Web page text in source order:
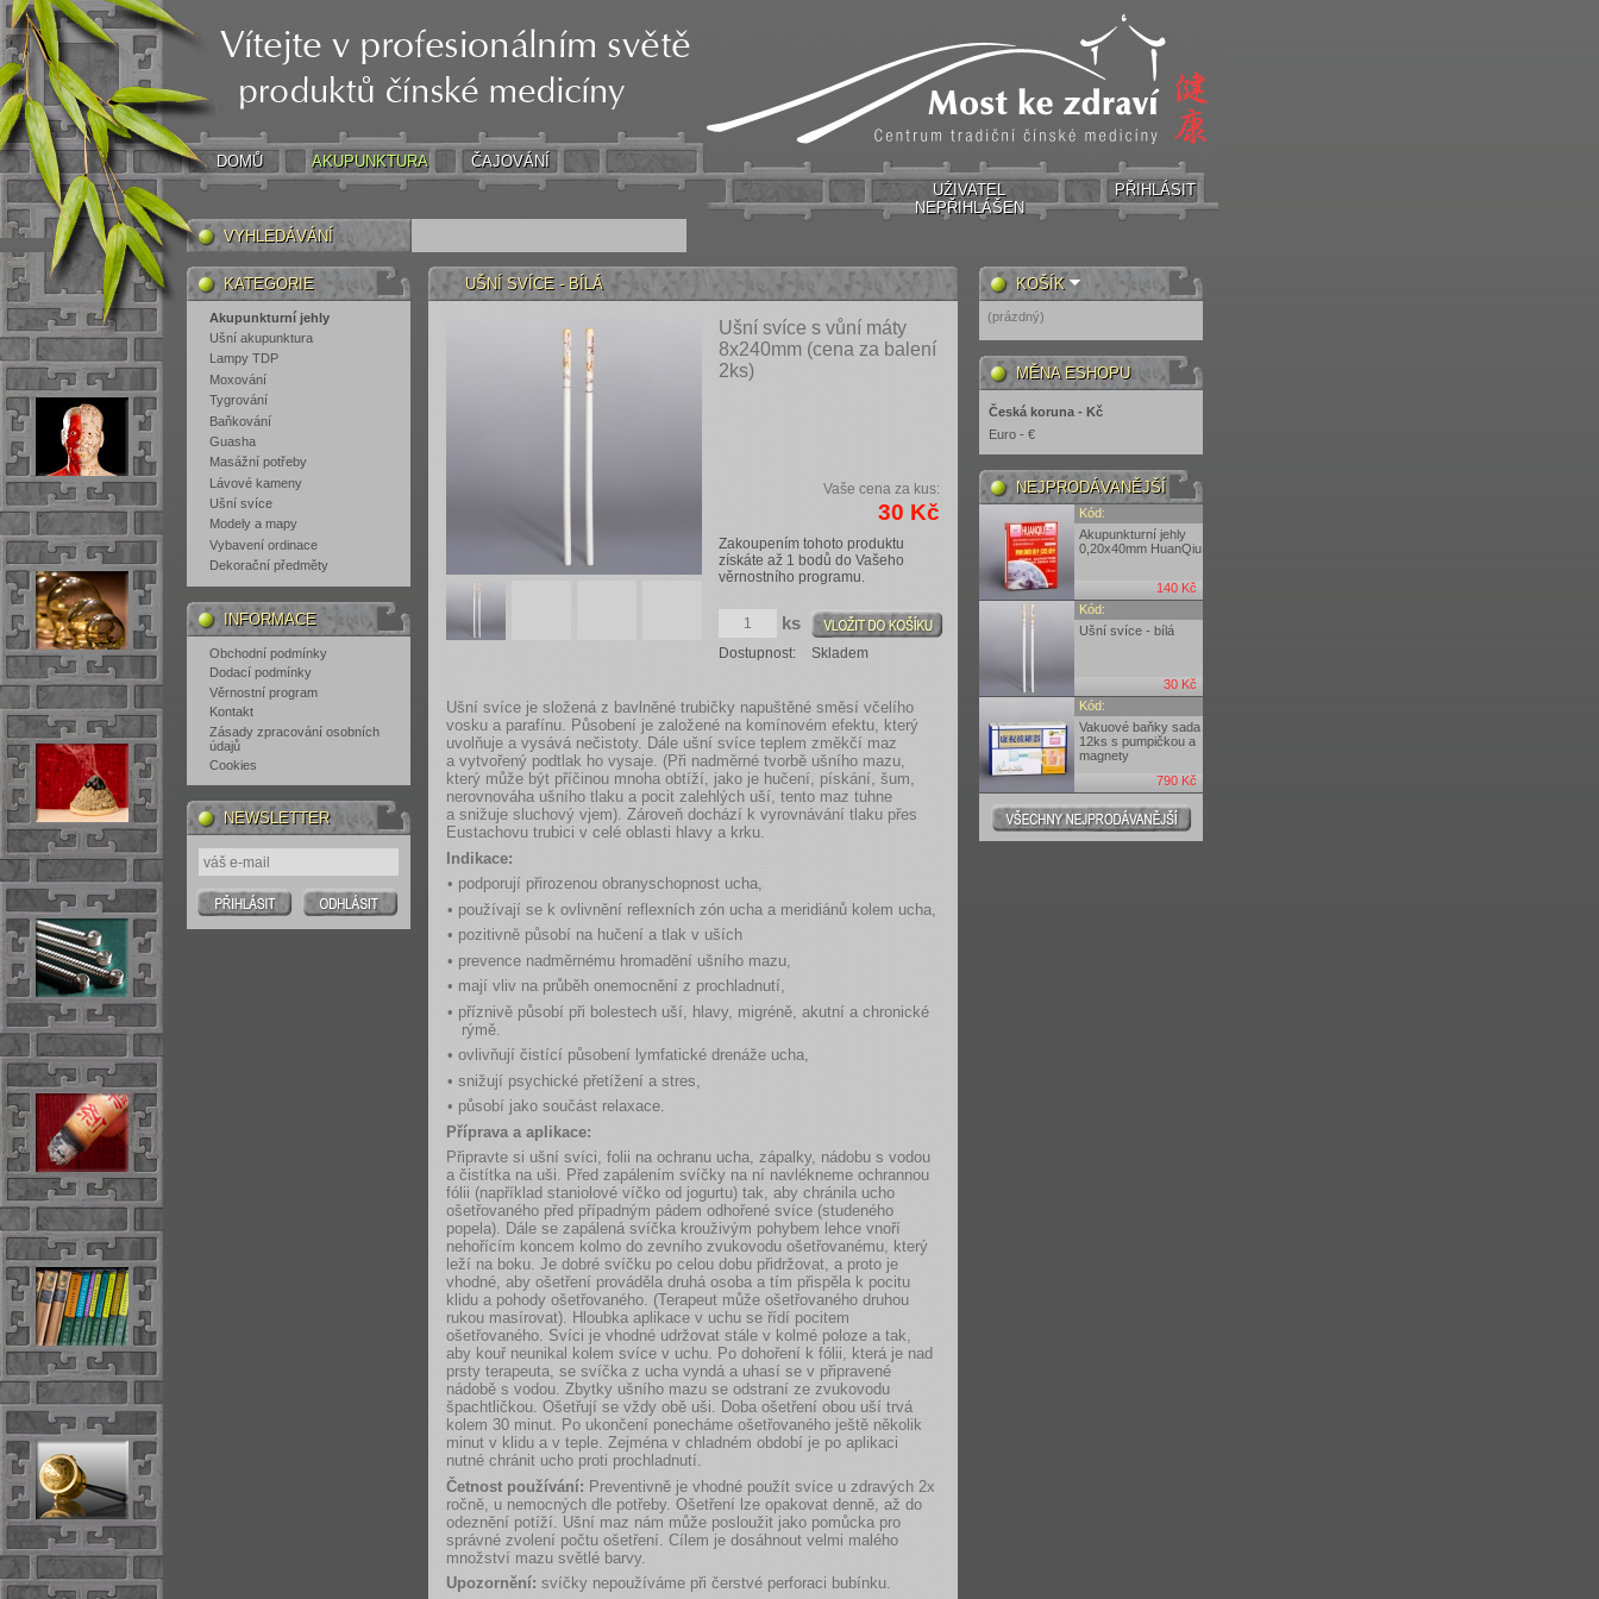
DOMŮ AKUPUNKTURA
ČAJOVÁNÍ
PŘIHLÁSIT
UŽIVATEL
NEPŘIHLÁŠEN
VYHLEDÁVÁNÍ
KATEGORIE
Akupunkturní jehly
Ušní akupunktura
Lampy TDP
Moxování
Tygrování
Baňkování
Guasha
Masážní potřeby
Lávové kameny
Ušní svíce
Modely a mapy
Vybavení ordinace
Dekorační předměty
INFORMACE
Obchodní podmínky
Dodací podmínky
Věrnostní program
Kontakt
Zásady zpracování osobních
údajů
Cookies
NEWSLETTER
UŠNÍ SVÍCE - BÍLÁ
Ušní svíce s vůní máty
8x240mm (cena za balení
2ks)
Vaše cena za kus:
30 Kč
Zakoupením tohoto produktu
získáte až 1 bodů do Vašeho
věrnostního programu.
ks
Dostupnost: Skladem
Ušní svíce je složená z bavlněné trubičky napuštěné směsí včelího
vosku a parafínu. Působení je založené na komínovém efektu, který
uvolňuje a vysává nečistoty. Dále ušní svíce teplem změkčí maz
a vytvořený podtlak ho vysaje. (Při nadměrné tvorbě ušního mazu,
který může být příčinou mnoha obtíží, jako je hučení, pískání, šum,
nerovnováha ušního tlaku a pocit zalehlých uší, tento maz tuhne
a snižuje sluchový vjem). Zároveň dochází k vyrovnávání tlaku přes
Eustachovu trubici v celé oblasti hlavy a krku.
Indikace:
• podporují přirozenou obranyschopnost ucha,
• používají se k ovlivnění reflexních zón ucha a meridiánů kolem ucha,
• pozitivně působí na hučení a tlak v uších
• prevence nadměrnému hromadění ušního mazu,
• mají vliv na průběh onemocnění z prochladnutí,
• příznivě působí při bolestech uší, hlavy, migréně, akutní a chronické
rýmě.
• ovlivňují čistící působení lymfatické drenáže ucha,
• snižují psychické přetížení a stres,
• působí jako součást relaxace.
Příprava a aplikace:
Připravte si ušní svíci, folii na ochranu ucha, zápalky, nádobu s vodou
a čistítka na uši. Před zapálením svíčky na ní navlékneme ochrannou
fólii (například staniolové víčko od jogurtu) tak, aby chránila ucho
ošetřovaného před případným pádem odhořené svíce (studeného
popela). Dále se zapálená svíčka krouživým pohybem lehce vnoří
nehořícím koncem kolmo do zevního zvukovodu ošetřovanému, který
leží na boku. Je dobré svíčku po celou dobu přidržovat, a proto je
vhodné, aby ošetření prováděla druhá osoba a tím přispěla k pocitu
klidu a pohody ošetřovaného. (Terapeut může ošetřovaného druhou
rukou masírovat). Hloubka aplikace v uchu se řídí pocitem
ošetřovaného. Svíci je vhodné udržovat stále v kolmé poloze a tak,
aby kouř neunikal kolem svíce v uchu. Po dohoření k fólii, která je nad
prsty terapeuta, se svíčka z ucha vyndá a uhasí se v připravené
nádobě s vodou. Zbytky ušního mazu se odstraní ze zvukovodu
špachtličkou. Ošetřují se vždy obě uši. Doba ošetření obou uší trvá
kolem 30 minut. Po ukončení ponecháme ošetřovaného ještě několik
minut v klidu a v teple. Zejména v chladném období je po aplikaci
nutné chránit ucho proti prochladnutí.
Četnost používání: Preventivně je vhodné použít svíce u zdravých 2x
ročně, u nemocných dle potřeby. Ošetření lze opakovat denně, až do
odeznění potíží. Ušní maz nám může posloužit jako pomůcka pro
správné zvolení počtu ošetření. Cílem je dosáhnout velmi malého
množství mazu světlé barvy.
Upozornění: svíčky nepoužíváme při čerstvé perforaci bubínku.
KOŠÍK
(prázdný)
MĚNA ESHOPU
Česká koruna - Kč
Euro - €
NEJPRODÁVANĚJŠÍ
Kód:
Akupunkturní jehly
0,20x40mm HuanQiu
140 Kč
Kód:
Ušní svíce - bílá
30 Kč
Kód:
Vakuové baňky sada
12ks s pumpičkou a
magnety
790 Kč